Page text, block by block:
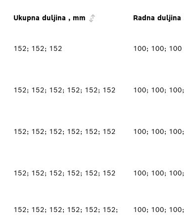
Ukupna duljina , mm Radna duljina
152; 152; 152 100; 100; 100
152; 152; 152; 152; 152; 152 100; 100;
152; 152; 152; 152; 152; 152 100; 100;
152; 152; 152; 152; 152; 152 100; 100;
152; 152; 152; 152; 152; 152;
100; 100;